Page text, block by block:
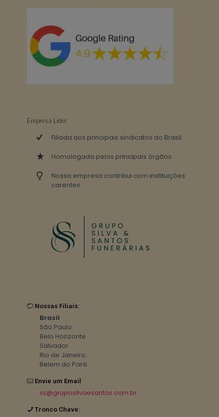
Empresa Lider
Filiada aos principais sindicatos do Brasil.
Homologada pelos principais órgãos.
Nossa empresa contribui com instituições
carentes .
Nossas Filiais:
Brasil
São Paulo
Belo Horizonte
Salvador
Rio de Janeiro
Belem do Pará
Envie um Email
ss@gruposilvaesantos.com.br
Tronco Chave: